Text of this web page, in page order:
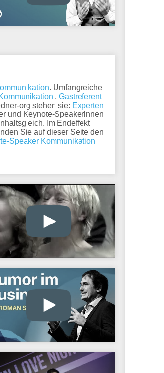
. Umfangreiche
Gastreferent
org stehen sie: Experten
und Keynote-Speakerinnen
Im Endeffekt
Sie auf dieser Seite den
Speaker Kommunikation